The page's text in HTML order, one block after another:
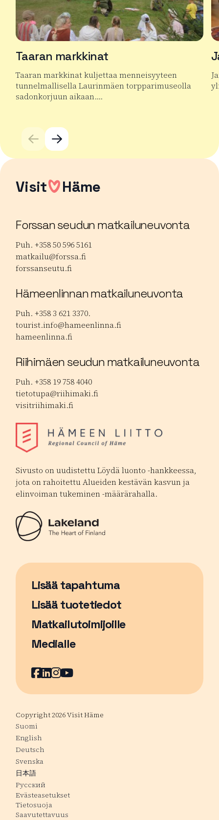
Taaran markkinat
Taaran markkinat kuljettaa menneisyyteen
tunnelmallisella Laurinmäen torpparimuseolla
sadonkorjuun aikaan….
Visit Häme
Forssan seudun matkailuneuvonta
Puh. +358 50 596 5161
matkailu@forssa.fi
forssanseutu.fi
Hämeenlinnan matkailuneuvonta
Puh. +358 3 621 3370.
tourist.info@hameenlinna.fi
hameenlinna.fi
Riihimäen seudun matkailuneuvonta
Puh. +358 19 758 4040
tietotupa@riihimaki.fi
visitriihimaki.fi
Sivusto on uudistettu Löydä luonto -hankkeessa,
jota on rahoitettu Alueiden kestävän kasvun ja
elinvoiman tukeminen -määrärahalla.
Lisää tapahtuma
Sivu avautuu uudessa ikkunassa
Lisää tuotetiedot
Matkailutoimijoille
Medialle
Facebook
Sivu avautuu uudessa ikkunassa
LinkedIn
Sivu avautuu uudessa ikkunassa
Instagram
Sivu avautuu uudessa
YouTube
Sivu avautuu uudessa
Copyright 2026 Visit Häme
Suomi
English
Deutsch
Svenska
日本語
Русский
Evästeasetukset
Tietosuoja
Saavutettavuus